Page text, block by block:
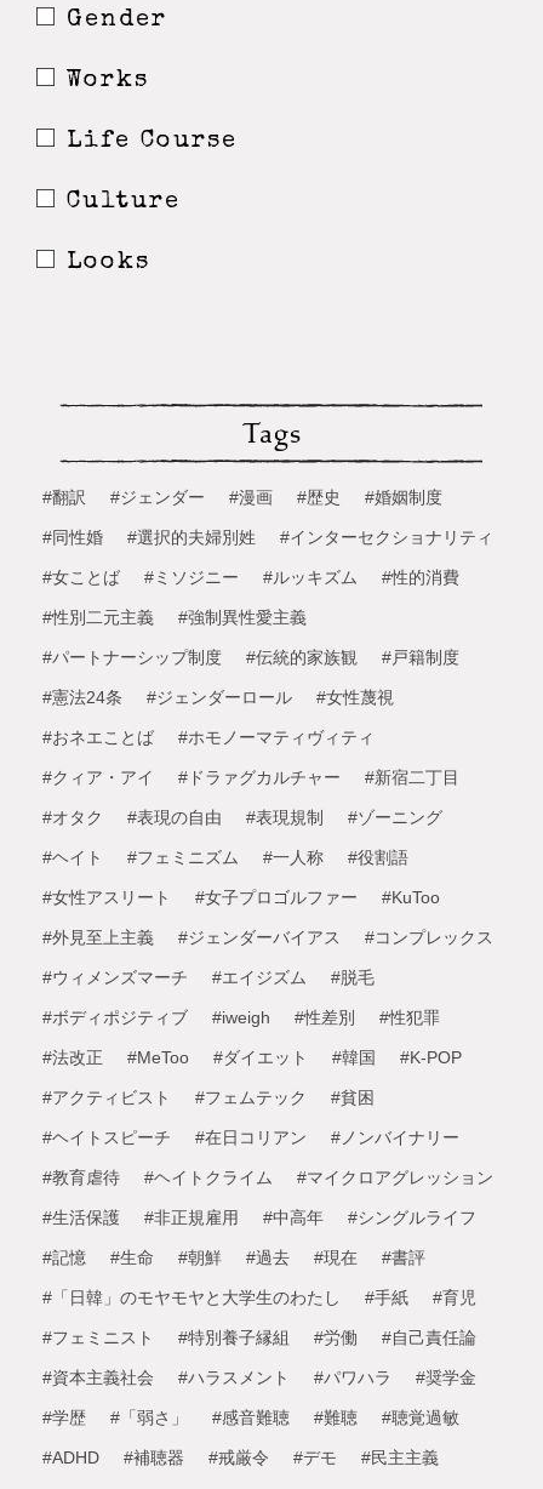
Gender
Works
Life Course
Culture
Looks
Tags
#翻訳 #ジェンダー #漫画 #歴史 #婚姻制度
#同性婚 #選択的夫婦別姓 #インターセクショナリティ
#女ことば #ミソジニー #ルッキズム #性的消費
#性別二元主義 #強制異性愛主義
#パートナーシップ制度 #伝統的家族観 #戸籍制度
#憲法24条 #ジェンダーロール #女性蔑視
#おネエことば #ホモノーマティヴィティ
#クィア・アイ #ドラァグカルチャー #新宿二丁目
#オタク #表現の自由 #表現規制 #ゾーニング
#ヘイト #フェミニズム #一人称 #役割語
#女性アスリート #女子プロゴルファー #KuToo
#外見至上主義 #ジェンダーバイアス #コンプレックス
#ウィメンズマーチ #エイジズム #脱毛
#ボディポジティブ #iweigh #性差別 #性犯罪
#法改正 #MeToo #ダイエット #韓国 #K-POP
#アクティビスト #フェムテック #貧困
#ヘイトスピーチ #在日コリアン #ノンバイナリー
#教育虐待 #ヘイトクライム #マイクロアグレッション
#生活保護 #非正規雇用 #中高年 #シングルライフ
#記憶 #生命 #朝鮮 #過去 #現在 #書評
#「日韓」のモヤモヤと大学生のわたし #手紙 #育児
#フェミニスト #特別養子縁組 #労働 #自己責任論
#資本主義社会 #ハラスメント #パワハラ #奨学金
#学歴 #「弱さ」 #感音難聴 #難聴 #聴覚過敏
#ADHD #補聴器 #戒厳令 #デモ #民主主義